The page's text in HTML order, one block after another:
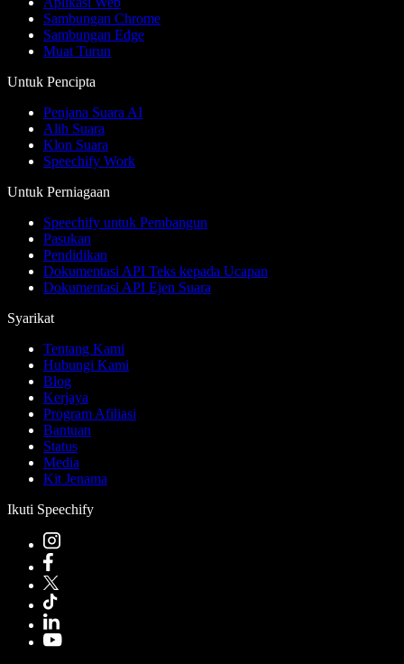
Sambungan Chrome
Sambungan Edge
Muat Turun
Untuk Pencipta
Penjana Suara AI
Alih Suara
Klon Suara
Speechify Work
Untuk Perniagaan
Speechify untuk Pembangun
Pasukan
Pendidikan
Dokumentasi API Teks kepada Ucapan
Dokumentasi API Ejen Suara
Syarikat
Tentang Kami
Hubungi Kami
Blog
Kerjaya
Program Afiliasi
Bantuan
Status
Media
Kit Jenama
Ikuti Speechify